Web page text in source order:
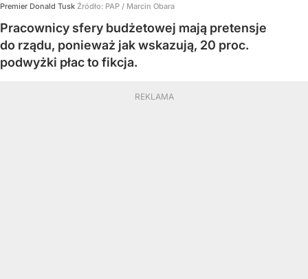
Premier Donald Tusk Źródło: PAP / Marcin Obara
Pracownicy sfery budżetowej mają pretensje
do rządu, ponieważ jak wskazują, 20 proc.
podwyżki płac to fikcja.